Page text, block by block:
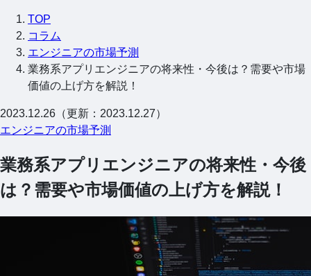
TOP
コラム
エンジニアの市場予測
業務系アプリエンジニアの将来性・今後は？需要や市場
価値の上げ方を解説！
2023.12.26（更新：2023.12.27）
エンジニアの市場予測
業務系アプリエンジニアの将来性・今後
は？需要や市場価値の上げ方を解説！